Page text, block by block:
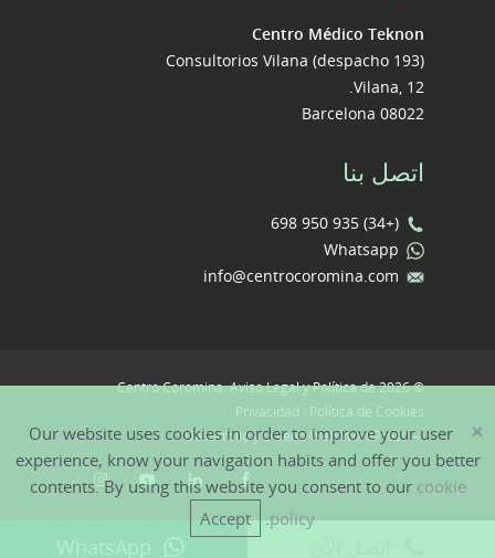
Centro Médico Teknon
Consultorios Vilana (despacho 193)
Vilana, 12.
08022 Barcelona
اتصل بنا
(+34) 935 950 698
Whatsapp
info@centrocoromina.com
© 2026 Centro Coromina.
Aviso Legal y Política de
Privacidad
Política de Cookies
—
Desarrollo y Diseño Web WordPress ×
Our website uses cookies in order to improve your user
experience, know your navigation habits and offer you better
contents. By using this website you consent to our cookie
policy
.
Accept